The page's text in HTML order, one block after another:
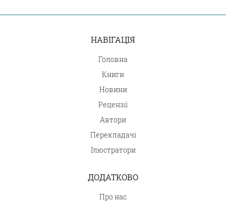
НАВІГАЦІЯ
Головна
Книги
Новини
Рецензії
Автори
Перекладачі
Ілюстратори
ДОДАТКОВО
Про нас